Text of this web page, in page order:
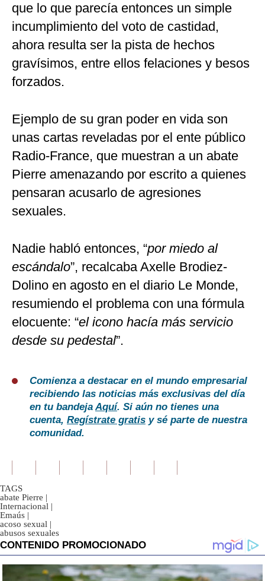
que lo que parecía entonces un simple
incumplimiento del voto de castidad,
ahora resulta ser la pista de hechos
gravísimos, entre ellos felaciones y besos
forzados.
Ejemplo de su gran poder en vida son
unas cartas reveladas por el ente público
Radio-France, que muestran a un abate
Pierre amenazando por escrito a quienes
pensaran acusarlo de agresiones
sexuales.
Nadie habló entonces, “por miedo al
escándalo”, recalcaba Axelle Brodiez-
Dolino en agosto en el diario Le Monde,
resumiendo el problema con una fórmula
elocuente: “el icono hacía más servicio
desde su pedestal”.
Comienza a destacar en el mundo empresarial
recibiendo las noticias más exclusivas del día
en tu bandejaAquí. Si aún no tienes una
cuenta, Regístrate gratis y sé parte de nuestra
comunidad.
TAGS
abate Pierre |
Internacional |
Emaús |
acoso sexual |
abusos sexuales